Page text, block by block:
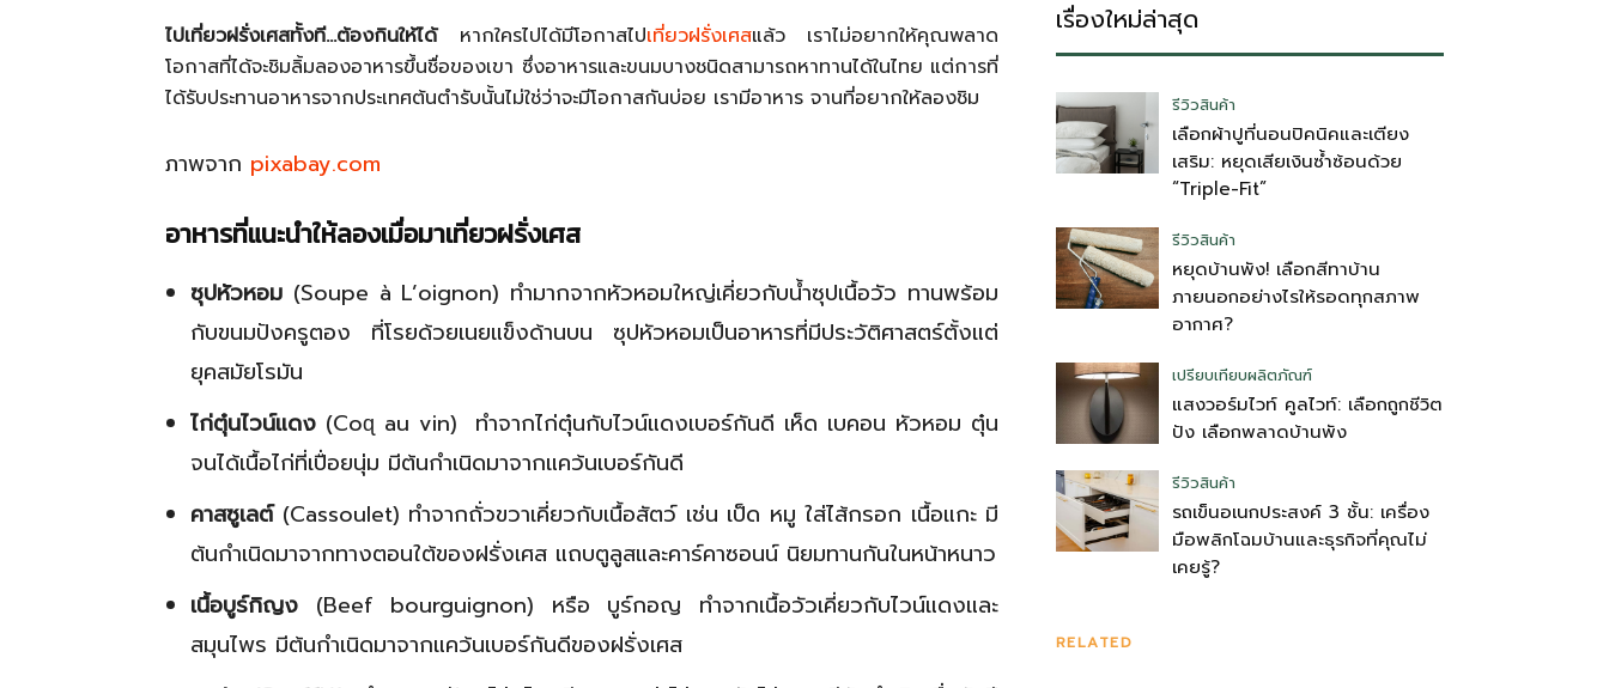
ตี้
ไปเที่ยวฝรั่งเศสทั้งที…ต้องกินให้ได้หากใครไปได้มีโอกาสไปเที่ยวฝรั่งเศสแล้ว เราไม่อยากให้คุณพลาด
โอกาสที่ได้จะชิมลิ้มลองอาหารขึ้นชื่อของเขา ซึ่งอาหารและขนมบางชนิดสามารถหาทานได้ในไทย แต่การที่
ได้รับประทานอาหารจากประเทศต้นตำรับนั้นไม่ใช่ว่าจะมีโอกาสกันบ่อย เรามีอาหาร จานที่อยากให้ลองชิม
ภาพจาก pixabay.com
อาหารที่แนะนำให้ลองเมื่อมาเที่ยวฝรั่งเศส
ซุปหัวหอม (Soupe à L’oignon) ทำมากจากหัวหอมใหญ่เคี่ยวกับน้ำซุปเนื้อวัว ทานพร้อม
กับขนมปังครูตอง ที่โรยด้วยเนยแข็งด้านบน ซุปหัวหอมเป็นอาหารที่มีประวัติศาสตร์ตั้งแต่
ยุคสมัยโรมัน
ไก่ตุ๋นไวน์แดง (Coɋ au vin) ทำจากไก่ตุ๋นกับไวน์แดงเบอร์กันดี เห็ด เบคอน หัวหอม ตุ๋น
จนได้เนื้อไก่ที่เปื่อยนุ่ม มีต้นกำเนิดมาจากแคว้นเบอร์กันดี
คาสซูเลต์(Cassoulet) ทำจากถั่วขวาเคี่ยวกับเนื้อสัตว์ เช่น เป็ด หมู ใส่ไส้กรอก เนื้อแกะ มี
ต้นกำเนิดมาจากทางตอนใต้ของฝรั่งเศส แถบตูลูสและคาร์คาซอนน์ นิยมทานกันในหน้าหนาว
เนื้อบูร์กิญง (Beef bourguignon) หรือ บูร์กอญ ทำจากเนื้อวัวเคี่ยวกับไวน์แดงและ
สมุนไพร มีต้นกำเนิดมาจากแคว้นเบอร์กันดีของฝรั่งเศส
เรื่องใหม่ล่าสุด
รีวิวสินค้า
เลือกผ้าปูที่นอนปิคนิคและเตียง
เสริม: หยุดเสียเงินซ้ำซ้อนด้วย
“Triple-Fit”
รีวิวสินค้า
หยุดบ้านพัง! เลือกสีทาบ้าน
ภายนอกอย่างไรให้รอดทุกสภาพ
อากาศ?
เปรียบเทียบผลิตภัณฑ์
แสงวอร์มไวท์ คูลไวท์: เลือกถูกชีวิต
ปัง เลือกพลาดบ้านพัง
รีวิวสินค้า
รถเข็นอเนกประสงค์ 3 ชั้น: เครื่อง
มือพลิกโฉมบ้านและธุรกิจที่คุณไม่
เคยรู้?
RELATED